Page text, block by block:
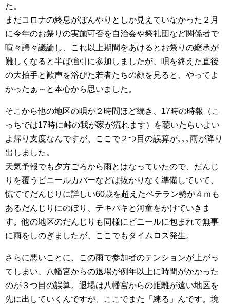
た。
まだコロナの終息がぼんやりとしか見えていなかった２月
に今年のお祭りの実施可否を自治会や祭礼団など関係者で
喧々諤々議論し、これ以上期間をあけるとお祭りの継承が
難しくなると半ば強引に参加しましたが、唄を終えた直後
の大拍手と歓声を浴びた若者たちの顔を見ると、やってよ
かったぁ～と本心から思いました。
そこから他の地区の唄が２時間ほど続き、17時の時報（こ
っちでは17時に峠の我が家が流れます）を聴いたらいよい
よ帰り支度なんですが、ここで２つ目の誤算が､､､雨が降り
出しました。
天気予報でも夕方ごろから雨とはなっていたので、だんじ
りを覆うビニールカバーなどは抜かりなく準備していて、
慌ててだんじりに詳しい60歳を超えたベテラン勢が４ｍも
あるだんじりにのぼり、テキパキと河童をかけていきま
す。他の地区のだんじりも同様にビニールに包まれて無事
に雨をしのぎましたが、ここでもタイムロス発生。
さらに悪いことに、この雨で参加者のテンションが上がっ
てしまい、八幡宮からの退場が例年以上に時間がかかった
のが３つ目の誤算。退場は八幡宮からの距離が遠い地区を
先に出していくんですが、ここでまた「練る」んです。境